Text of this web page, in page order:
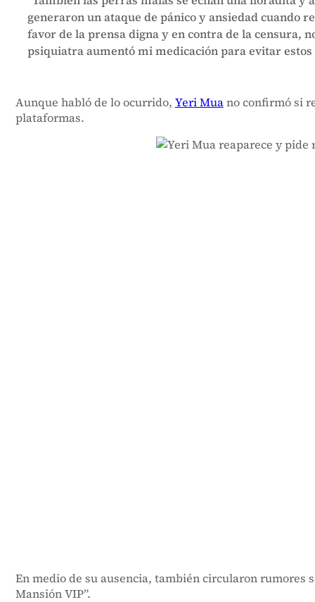
generaron un ataque de pánico y ansiedad cuando
favor de la prensa digna y en contra de la censura,
psiquiatra aumentó mi medicación para evitar estos
Aunque habló de lo ocurrido, Yeri Muano confirmó si
plataformas.
En medio de su ausencia, también circularon rumores
Mansión VIP”.